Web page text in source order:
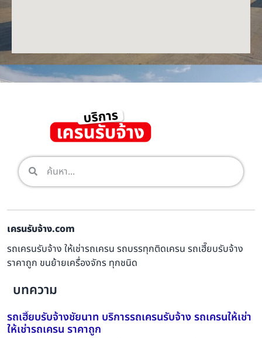
เครนรับจ้าง.com
รถเครนรับจ้าง ให้เช่ารถเครน รถบรรทุกติดเครน รถเฮี๊ยบรับจ้าง
ราคาถูก ขนย้ายเครื่องจักร ทุกชนิด
บทความ
รถเฮี๊ยบรับจ้างชัยนาท บริการรถเครนรับจ้าง รถเครนให้เช่า
ให้เช่ารถเครน ราคาถูก